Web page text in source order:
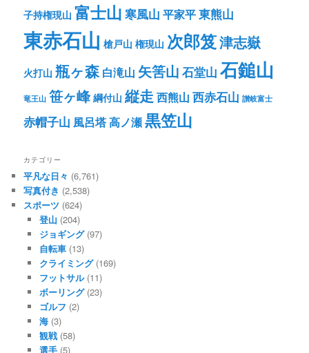
子持権現山 富士山 寒風山 平家平東熊山
東赤石山 槍戸山 権現山 次郎笈津志嶽
火打山 瓶ヶ森 白滝山 矢筈山 石堂山 石鎚山
竜王山 笹ヶ峰 綱付山 縦走 西熊山 西赤石山 讃岐富士
赤帽子山 風呂塔高ノ瀬黒笠山
カテゴリー
平凡な日々 (6,761)
写真付き (2,538)
スポーツ (624)
登山 (204)
ジョギング(97)
自転車(13)
クライミング(169)
フットサル(11)
ボーリング(23)
ゴルフ (2)
海(3)
観戦(58)
選手(5)